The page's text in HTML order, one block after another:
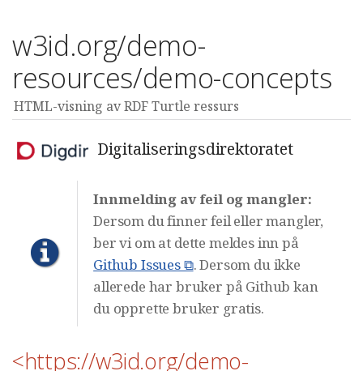
w3id.org/demo-
resources/demo-concepts
HTML-visning av RDF Turtle ressurs
Digitaliseringsdirektoratet
Innmelding av feil og mangler:
Dersom du finner feil eller mangler,
ber vi om at dette meldes inn på
Github Issues ⧉. Dersom du ikke
allerede har bruker på Github kan
du opprette bruker gratis.
<https://w3id.org/demo-